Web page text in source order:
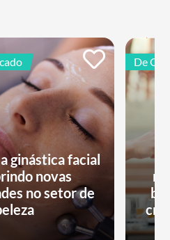
ginástica facial
novas
no setor de
De